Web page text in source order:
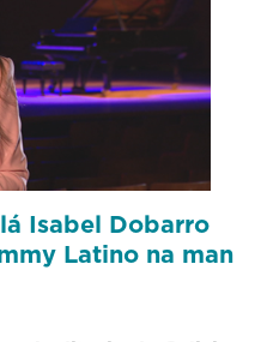
Isabel Dobarro
Latino na man